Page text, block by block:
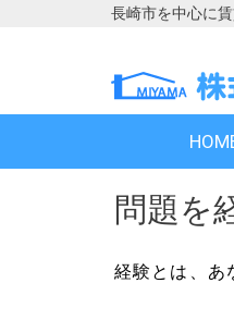
長崎市を中心に
ン
へ
ン
へ
問題を
経験とは、あ